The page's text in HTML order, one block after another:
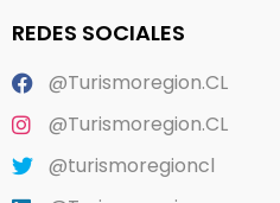
REDES SOCIALES
@Turismoregion.CL
@Turismoregion.CL
@turismoregioncl